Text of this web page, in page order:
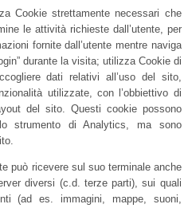
Cookie strettamente necessari che
le attività richieste dall’utente, per
fornite dall’utente mentre naviga
durante la visita; utilizza Cookie di
dati relativi all’uso del sito,
utilizzate, con l’obbiettivo di
del sito. Questi cookie possono
strumento di Analytics, ma sono
può ricevere sul suo terminale anche
diversi (c.d. terze parti), sui quali
(ad es. immagini, mappe, suoni,